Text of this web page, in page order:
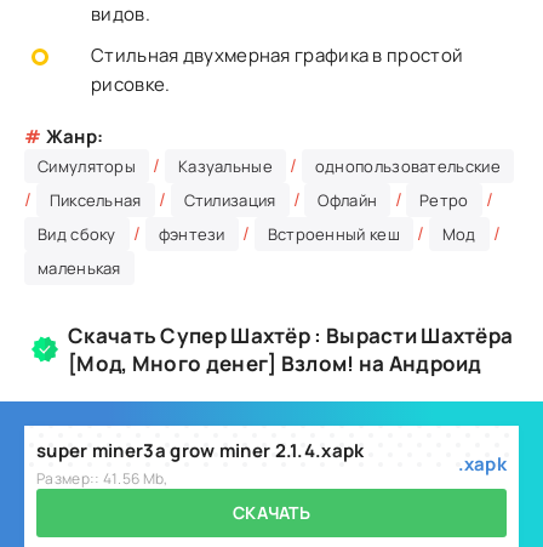
видов.
Стильная двухмерная графика в простой
рисовке.
# Жанр:
Симуляторы / Казуальные / однопользовательские
/ Пиксельная / Стилизация / Офлайн / Ретро /
Вид сбоку / фэнтези / Встроенный кеш / Мод /
маленькая
Скачать Супер Шахтёр : Вырасти Шахтёра
[Мод, Много денег] Взлом! на Андроид
super miner3a grow miner 2.1.4.xapk
Размер:: 41.56 Mb,
.xapk
СКАЧАТЬ